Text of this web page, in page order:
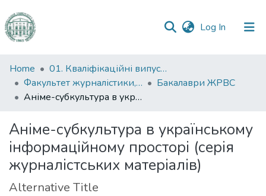
Log In (current)
Communities
&
Collections
Statistics
Home
01. Кваліфікаційні випускні роботи здобувачів вищої освіти
Факультет журналістики, реклами та видавничої справи
Бакалаври ЖРВС
Аніме-субкультура в українському інформаційному просторі (серія журналістських матеріалів)
Аніме-субкультура в українському
інформаційному просторі (серія
журналістських матеріалів)
Alternative Title